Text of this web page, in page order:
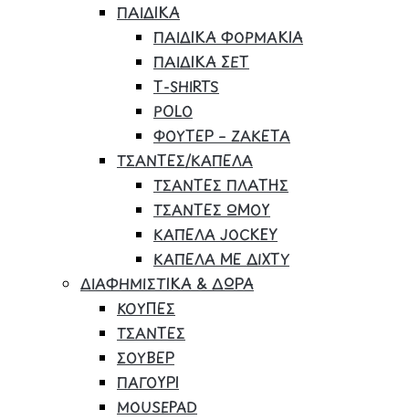
ΠΑΙΔΙΚΑ
ΠΑΙΔΙΚΑ ΦΟΡΜΑΚΙΑ
ΠΑΙΔΙΚΑ ΣΕΤ
Τ-SHIRTS
POLO
ΦΟΥΤΕΡ – ΖΑΚΕΤΑ
ΤΣΑΝΤΕΣ/ΚΑΠΕΛΑ
ΤΣΑΝΤΕΣ ΠΛΑΤΗΣ
ΤΣΑΝΤΕΣ ΩΜΟΥ
ΚΑΠΕΛΑ JOCKEY
ΚΑΠΕΛΑ ΜΕ ΔΙΧΤΥ
ΔΙΑΦΗΜΙΣΤΙΚΑ & ΔΩΡΑ
ΚΟΥΠΕΣ
ΤΣΑΝΤΕΣ
ΣΟΥΒΕΡ
ΠΑΓΟΥΡΙ
MOUSEPAD